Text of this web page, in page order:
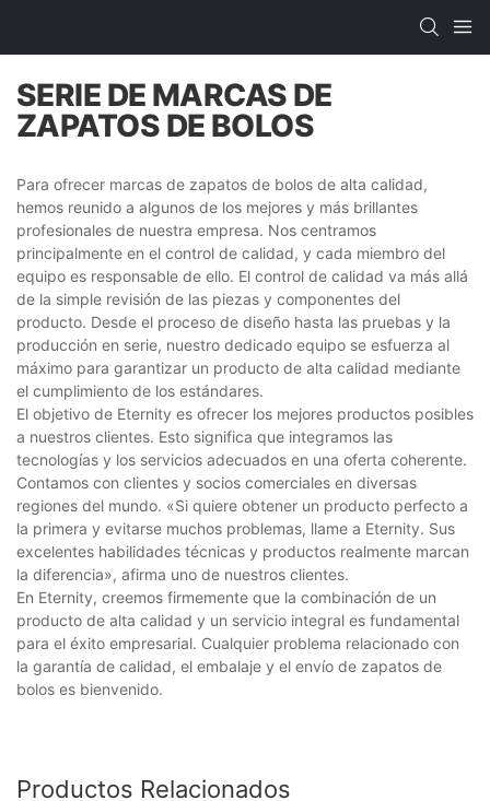
SERIE DE MARCAS DE
ZAPATOS DE BOLOS
Para ofrecer marcas de zapatos de bolos de alta calidad,
hemos reunido a algunos de los mejores y más brillantes
profesionales de nuestra empresa. Nos centramos
principalmente en el control de calidad, y cada miembro del
equipo es responsable de ello. El control de calidad va más allá
de la simple revisión de las piezas y componentes del
producto. Desde el proceso de diseño hasta las pruebas y la
producción en serie, nuestro dedicado equipo se esfuerza al
máximo para garantizar un producto de alta calidad mediante
el cumplimiento de los estándares.
El objetivo de Eternity es ofrecer los mejores productos posibles
a nuestros clientes. Esto significa que integramos las
tecnologías y los servicios adecuados en una oferta coherente.
Contamos con clientes y socios comerciales en diversas
regiones del mundo. «Si quiere obtener un producto perfecto a
la primera y evitarse muchos problemas, llame a Eternity. Sus
excelentes habilidades técnicas y productos realmente marcan
la diferencia», afirma uno de nuestros clientes.
En Eternity, creemos firmemente que la combinación de un
producto de alta calidad y un servicio integral es fundamental
para el éxito empresarial. Cualquier problema relacionado con
la garantía de calidad, el embalaje y el envío de zapatos de
bolos es bienvenido.
Productos Relacionados